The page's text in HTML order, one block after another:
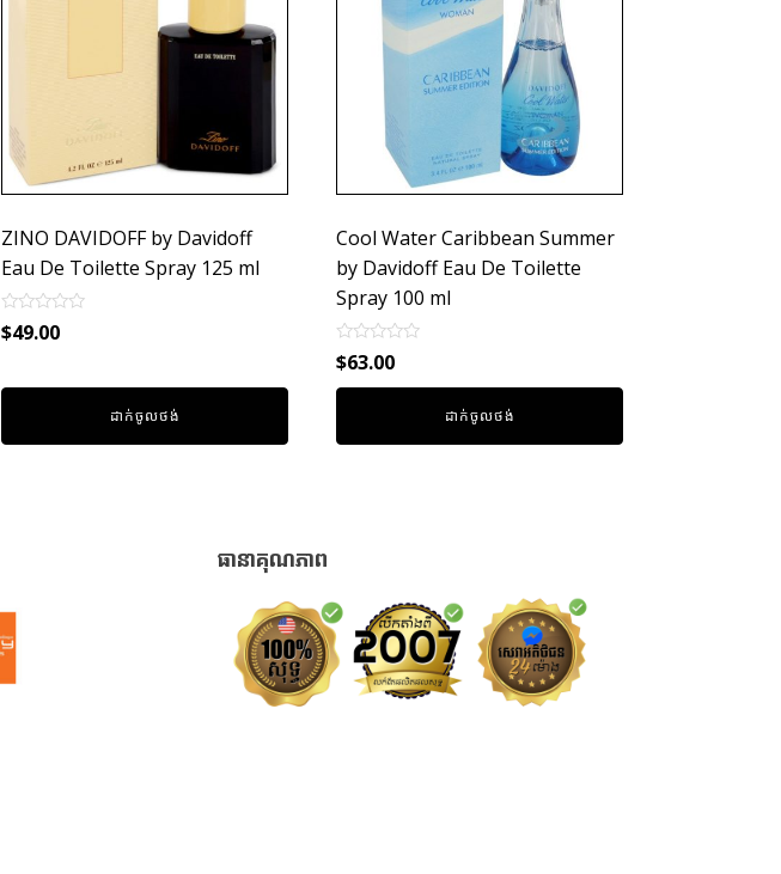
ZINO DAVIDOFF by Davidoff
Eau De Toilette Spray 125 ml
Rated
0
5
$49.00
ដាក់ចូលថង់
Cool Water Caribbean Summer
by Davidoff Eau De Toilette
Spray 100 ml
Rated
0
out
$63.00
ដាក់ចូលថង់
ធានាគុណភាព